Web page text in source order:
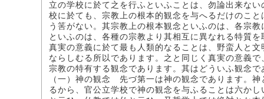
立の学校に於て之を行ふといふことは、勿論出来な
校に於ても、宗教上の根本的観念を与へるだけのこ
う筈がない。其宗教上の根本観念といふのは、各宗
といふのは、各種の宗教より其相互に異なれる特質
真実の意義に於て最も人類的なることは、野蛮人と
ならしむる所以であります。之と同じく真実の意義
宗教の特有する観念であります。其はどういふ観念
（一）神の観念 先づ第一は神の観念であります。
るから、官公立学校で神の観念を与ふることは六か